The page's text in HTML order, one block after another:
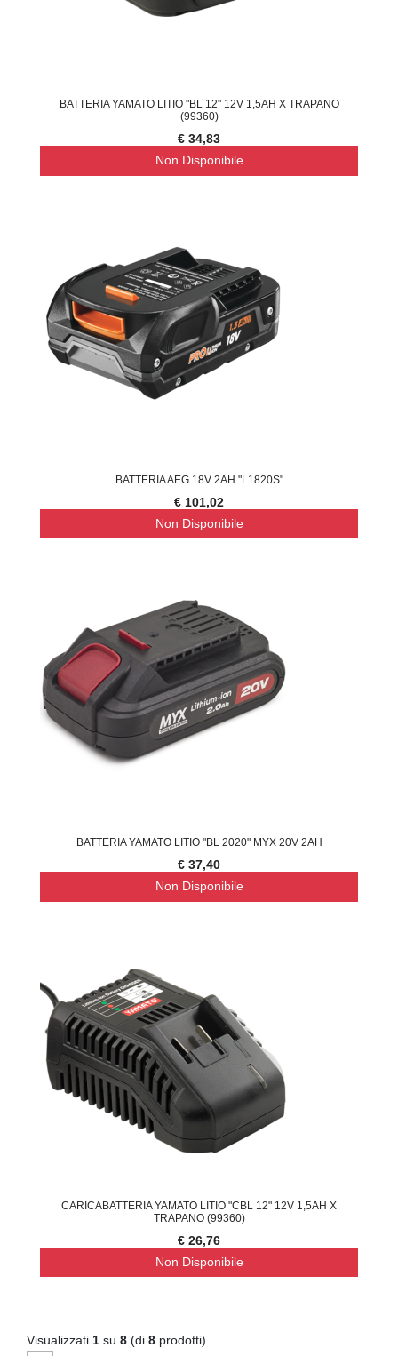
BATTERIA YAMATO LITIO "BL 12" 12V 1,5AH X TRAPANO
(99360)
€ 34,83
Non Disponibile
BATTERIA AEG 18V 2AH "L1820S"
€ 101,02
Non Disponibile
BATTERIA YAMATO LITIO "BL 2020" MYX 20V 2AH
€ 37,40
Non Disponibile
CARICABATTERIA YAMATO LITIO "CBL 12" 12V 1,5AH X
TRAPANO (99360)
€ 26,76
Non Disponibile
Visualizzati 1 su 8 (di 8 prodotti)